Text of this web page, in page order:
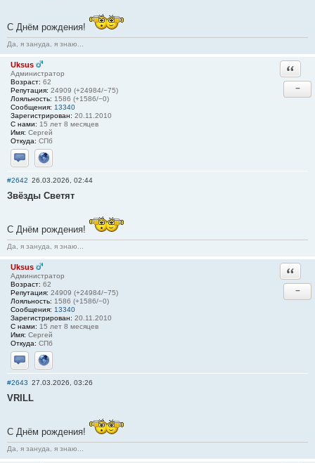
С Днём рождения!
Да, я зануда, я знаю...
Uksus
Администратор
Возраст: 62
Репутация: 24909 (+24984/−75)
Лояльность: 1586 (+1586/−0)
Сообщения: 13340
Зарегистрирован: 20.11.2010
С нами: 15 лет 8 месяцев
Имя: Сергей
Откуда: СПб
Отправить личное сообщение
Сайт
−
#2642 26.03.2026, 02:44
Звёзды Светят
С Днём рождения!
Да, я зануда, я знаю...
Uksus
Администратор
Возраст: 62
Репутация: 24909 (+24984/−75)
Лояльность: 1586 (+1586/−0)
Сообщения: 13340
Зарегистрирован: 20.11.2010
С нами: 15 лет 8 месяцев
Имя: Сергей
Откуда: СПб
Отправить личное сообщение
Сайт
−
#2643 27.03.2026, 03:26
VRILL
С Днём рождения!
Да, я зануда, я знаю...